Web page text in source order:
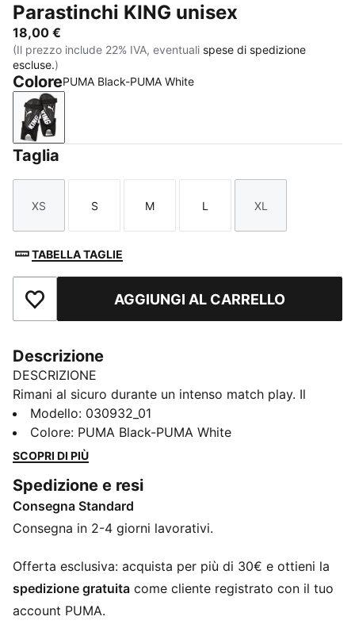
Parastinchi KING unisex
18,00 €
(Il prezzo include 22% IVA, eventuali spese di spedizione
escluse.)
ColorePUMA Black-PUMA White
PUMA Black-PUMA White
Taglia
Taglia
XS
Taglia
S
Taglia
M
Taglia
L
Taglia
XL
TABELLA TAGLIE
Aggiungi ai PreferitiAGGIUNGI AL CARRELLO
Descrizione
DESCRIZIONE
Rimani al sicuro durante un intenso match play. Il
parastinchi PUMA KING, dalla forma anatomica,
assorbe gli urti mentre la calza alla caviglia aderente
con imbottitura in EVA fornisce un sostegno
livelli.
DETTAGLI
Parastinchi anatomicamente sagomato
integrata
Taglia della guardia / Altezza del corpo (cm)
raccomandata: XXS: < 95 cm / XS: 95 - 115 cm / S: 115
Modello: 030932_01
Colore: PUMA Black-PUMA White
SCOPRI DI PIÙ
Spedizione e resi
Consegna Standard
Consegna in 2-4 giorni lavorativi.
Offerta esclusiva: acquista per più di 30€ e ottieni la
spedizione gratuita come cliente registrato con il tuo
account PUMA.